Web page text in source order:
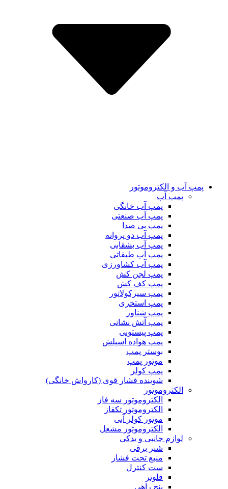
پمپ آب و الکتروموتور
پمپ آب
پمپ آب خانگی
پمپ آب صنعتی
پمپ بی صدا
پمپ آب دو پروانه
پمپ آب بشقابی
پمپ آب طبقاتی
پمپ آب کشاورزی
پمپ لجن کش
پمپ کف کش
پمپ سیرکولاتور
پمپ استخری
پمپ شناور
پمپ آتش نشانی
پمپ پیستونی
پمپ هواده اسپلش
بوستر پمپ
موتور پمپ
پمپ کولر
شوینده فشار قوی (کارواش خانگی)
الکتروموتور
الکتروموتور سه فاز
الکتروموتور تکفاز
موتور کولر آبی
الکتروموتور مشعل
لوازم جانبی و یدکی
شیر برقی
منبع تحت فشار
ست کنترل
فلوتر
پنج راهی